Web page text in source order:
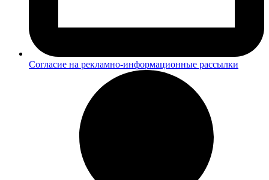
Согласие на рекламно-информационные рассылки